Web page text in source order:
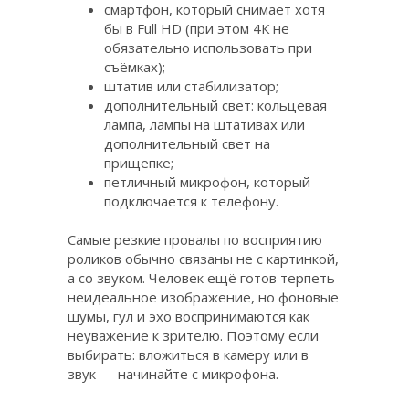
смартфон, который снимает хотя
бы в Full HD (при этом 4К не
обязательно использовать при
съёмках);
штатив или стабилизатор;
дополнительный свет: кольцевая
лампа, лампы на штативах или
дополнительный свет на
прищепке;
петличный микрофон, который
подключается к телефону.
Самые резкие провалы по восприятию
роликов обычно связаны не с картинкой,
а со звуком. Человек ещё готов терпеть
неидеальное изображение, но фоновые
шумы, гул и эхо воспринимаются как
неуважение к зрителю. Поэтому если
выбирать: вложиться в камеру или в
звук — начинайте с микрофона.